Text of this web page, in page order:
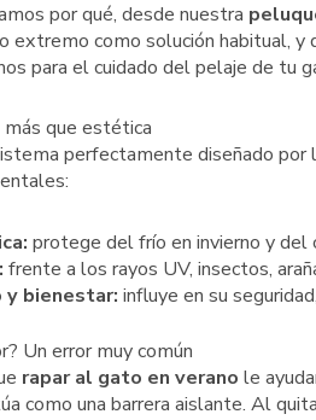
por qué, desde nuestra
extremo como solución habitual, y
para el cuidado del pelaje de tu
que estética
perfectamente diseñado
protege del frío en invierno y del
frente a los rayos UV, insectos,
y bienestar: influye en su
Un error muy común
rapar al gato en verano le
como una barrera aislante. Al